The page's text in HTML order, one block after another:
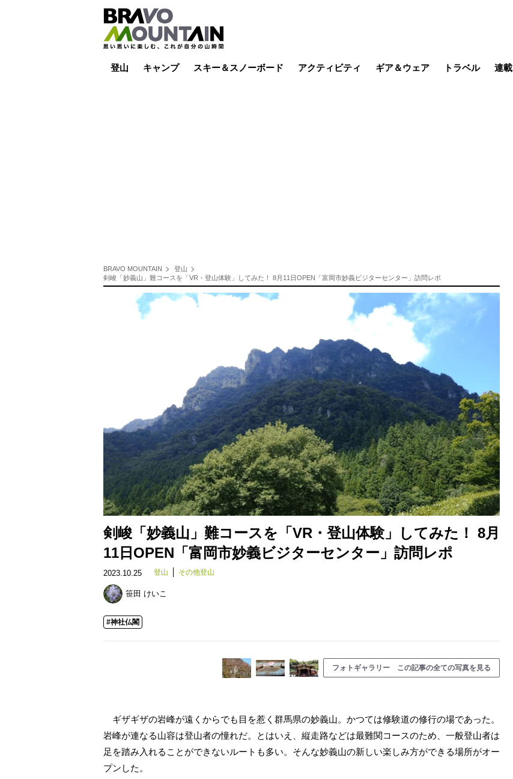
登山 キャンプ スキー＆スノーボード アクティビティ ギア＆ウェア トラベル 連載
BRAVO MOUNTAIN
登山
剣峻「妙義山」難コースを「VR・登山体験」してみた！ 8月11日OPEN「富岡市妙義ビジターセンター」訪問レポ
剣峻「妙義山」難コースを「VR・登山体験」してみた！ 8月
11日OPEN「富岡市妙義ビジターセンター」訪問レポ
2023.10.25 登山 その他登山
笹田 けいこ
#神社仏閣
フォトギャラリー この記事の全ての写真を見る
ギザギザの岩峰が遠くからでも目を惹く群馬県の妙義山。かつては修験道の修行の場であった。
岩峰が連なる山容は登山者の憧れだ。とはいえ、縦走路などは最難関コースのため、一般登山者は
足を踏み入れることができないルートも多い。そんな妙義山の新しい楽しみ方ができる場所がオー
プンした。